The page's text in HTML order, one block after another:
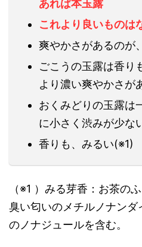
あれば本玉露
これより良いものは
爽やかさがあるのが
ごこうの玉露は香り
より濃い爽やかさが
おくみどりの玉露は
に小さく渋みが少な
香りも、みるい(※1)
（※1 ）みる芽香：お茶の
臭い匂いのメチルノナン
のノナジュールを含む。